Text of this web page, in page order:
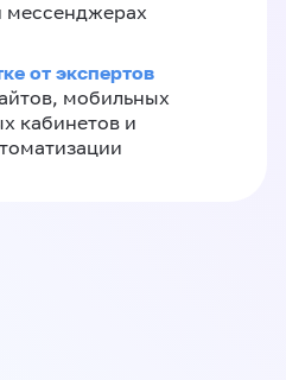
мессенджерах
от экспертов
мобильных
кабинетов и